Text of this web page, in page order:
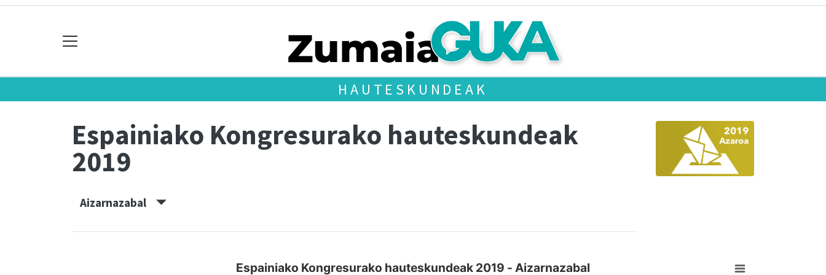
HAUTESKUNDEAK
Espainiako Kongresurako hauteskundeak
2019
Aizarnazabal
Espainiako Kongresurako hauteskundeak 2019 - Aizarnazabal